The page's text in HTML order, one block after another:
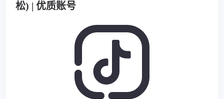
松) | 优质账号